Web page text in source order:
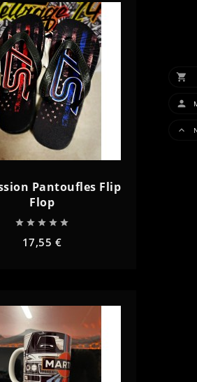
Pantoufles Flip
Flop
    
17,55 €


